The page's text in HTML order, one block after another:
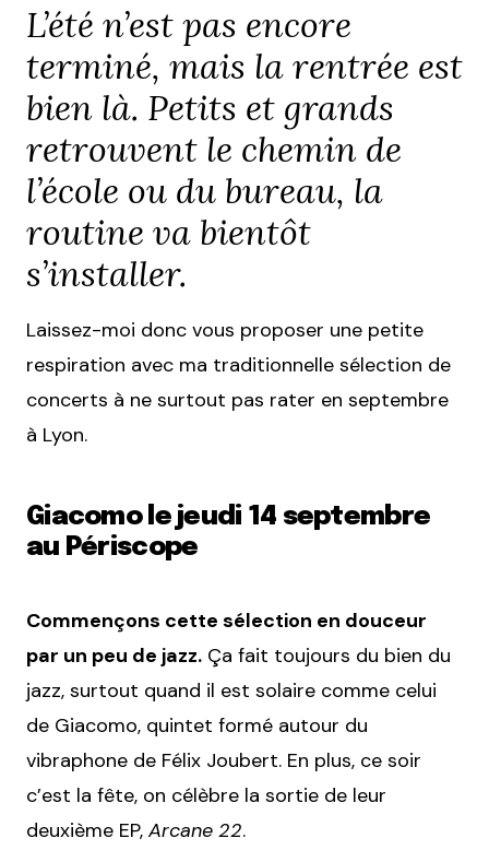
L’été n’est pas encore
terminé, mais la rentrée est
bien là. Petits et grands
retrouvent le chemin de
l’école ou du bureau, la
routine va bientôt
s’installer.
Laissez-moi donc vous proposer une petite
respiration avec ma traditionnelle sélection de
concerts à ne surtout pas rater en septembre
à Lyon.
Giacomo le jeudi 14 septembre
au Périscope
Commençons cette sélection en douceur
par un peu de jazz. Ça fait toujours du bien du
jazz, surtout quand il est solaire comme celui
de Giacomo, quintet formé autour du
vibraphone de Félix Joubert. En plus, ce soir
c’est la fête, on célèbre la sortie de leur
deuxième EP, Arcane 22.